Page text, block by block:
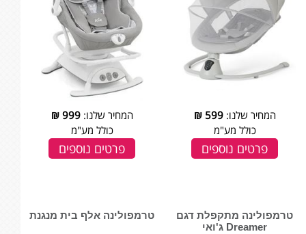
המחיר שלנו:599
₪
כולל מע"מ
פרטים נוספים
המחיר שלנו:999
₪
כולל מע"מ
פרטים נוספים
טרמפולינה מתקפלת דגם
Dreamer ג'ואי
טרמפולינה אלף בית מנגנת